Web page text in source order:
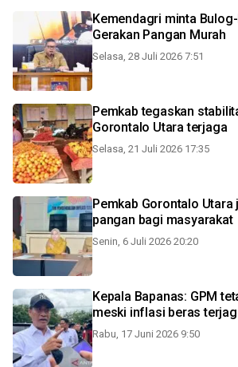
Kemendagri minta
Gerakan Pangan Murah
Selasa, 28 Juli 2026 7:51
Pemkab tegaskan
Gorontalo Utara terjaga
Selasa, 21 Juli 2026 17:35
Pemkab Gorontalo
pangan bagi masyarakat
Senin, 6 Juli 2026 20:20
Kepala Bapanas: GPM
meski inflasi beras
Rabu, 17 Juni 2026 9:50